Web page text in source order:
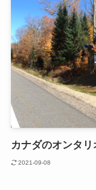
カナダのオンタ
2021-09-08